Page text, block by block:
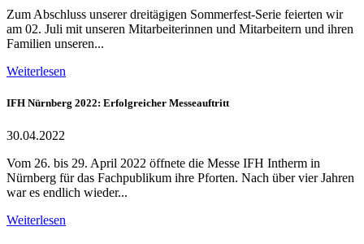
Zum Abschluss unserer dreitägigen Sommerfest-Serie feierten wir
am 02. Juli mit unseren Mitarbeiterinnen und Mitarbeitern und ihren
Familien unseren...
Weiterlesen
IFH Nürnberg 2022: Erfolgreicher Messeauftritt
30.04.2022
Vom 26. bis 29. April 2022 öffnete die Messe IFH Intherm in
Nürnberg für das Fachpublikum ihre Pforten. Nach über vier Jahren
war es endlich wieder...
Weiterlesen